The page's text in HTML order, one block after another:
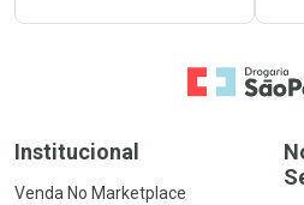
Ir para a Home
Institucional
Venda No Marketplace